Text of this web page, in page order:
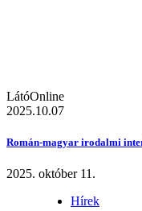
LátóOnline
2025.10.07
Román-magyar irodalmi
2025. október 11.
Hírek